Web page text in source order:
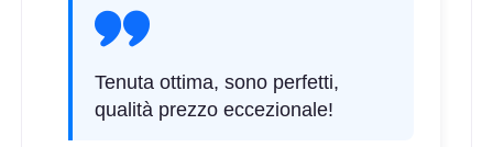
Tenuta ottima, sono perfetti,
qualità prezzo eccezionale!